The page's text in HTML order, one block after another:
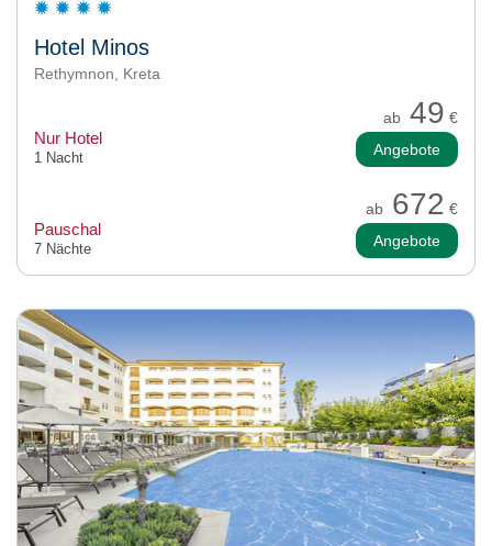
Hotel Minos
Rethymnon, Kreta
ab 49 €
Nur Hotel
1 Nacht Angebote
ab 672 €
Pauschal
7 Nächte Angebote